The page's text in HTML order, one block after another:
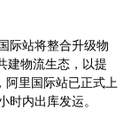
际站将整合升级物
建物流生态，以提
阿里国际站已正式上
内出库发运。